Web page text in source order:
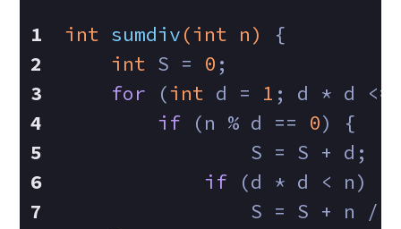
int sumdiv(int n)
{
int S = 0 ;
for (int d = 1 ; d * d <=
if (n % d == 0) {
        	S = S + d;
if (d * d < n)
S = S + n /